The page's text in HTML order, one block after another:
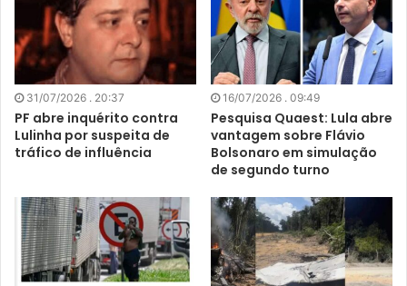
31/07/2026 . 20:37
PF abre inquérito contra
Lulinha por suspeita de
tráfico de influência
16/07/2026 . 09:49
Pesquisa Quaest: Lula abre
vantagem sobre Flávio
Bolsonaro em simulação
de segundo turno